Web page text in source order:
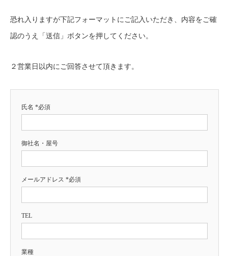
恐れ入りますが下記フォーマットにご記入いただき、内容をご確
認のうえ「送信」ボタンを押してください。
２営業日以内にご回答させて頂きます。
氏名 *必須
御社名・屋号
メールアドレス *必須
TEL
業種